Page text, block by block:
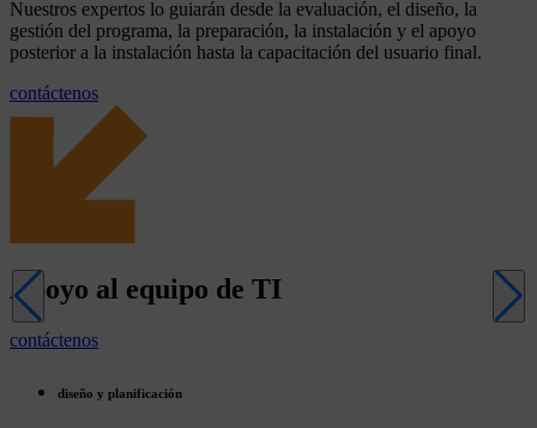
Nuestros expertos lo guiarán desde la evaluación, el diseño, la
gestión del programa, la preparación, la instalación y el apoyo
posterior a la instalación hasta la capacitación del usuario final.
contáctenos
Apoyo al equipo de TI
contáctenos
diseño y planificación